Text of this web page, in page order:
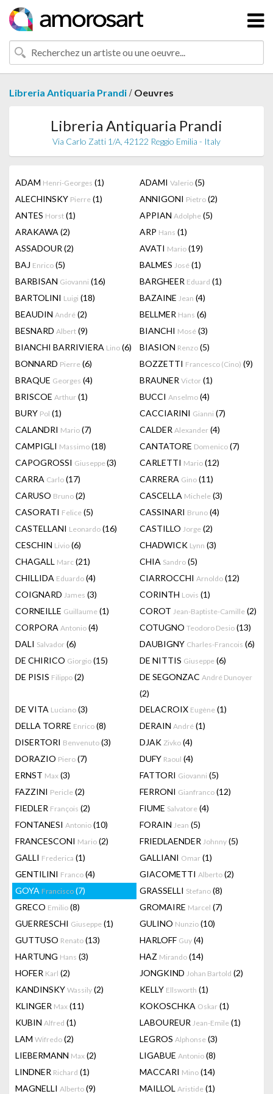
Libreria Antiquaria Prandi / Oeuvres
Libreria Antiquaria Prandi
Via Carlo Zatti 1/A, 42122 Reggio Emilia - Italy
ADAM Henri-Georges (1) ADAMI Valerio (5)
ALECHINSKY Pierre (1) ANNIGONI Pietro (2)
ANTES Horst (1) APPIAN Adolphe (5)
ARAKAWA (2) ARP Hans (1)
ASSADOUR (2) AVATI Mario (19)
BAJ Enrico (5) BALMES José (1)
BARBISAN Giovanni (16) BARGHEER Eduard (1)
BARTOLINI Luigi (18) BAZAINE Jean (4)
BEAUDIN André (2) BELLMER Hans (6)
BESNARD Albert (9) BIANCHI Mosé (3)
BIANCHI BARRIVIERA Lino (6) BIASION Renzo (5)
BONNARD Pierre (6) BOZZETTI Francesco (Cino) (9)
BRAQUE Georges (4) BRAUNER Victor (1)
BRISCOE Arthur (1) BUCCI Anselmo (4)
BURY Pol (1) CACCIARINI Gianni (7)
CALANDRI Mario (7) CALDER Alexander (4)
CAMPIGLI Massimo (18) CANTATORE Domenico (7)
CAPOGROSSI Giuseppe(3) CARLETTI Mario (12)
CARRA Carlo (17) CARRERA Gino (11)
CARUSO Bruno (2) CASCELLA Michele (3)
CASORATI Felice (5) CASSINARI Bruno (4)
CASTELLANI Leonardo (16) CASTILLO Jorge (2)
CESCHIN Livio (6) CHADWICK Lynn (3)
CHAGALL Marc (21) CHIA Sandro (5)
CHILLIDA Eduardo (4) CIARROCCHI Arnoldo (12)
COIGNARD James (3) CORINTH Lovis (1)
CORNEILLE Guillaume (1) COROT Jean-Baptiste-Camille (2)
CORPORA Antonio (4) COTUGNO Teodoro Desio (13)
DALI Salvador (6) DAUBIGNY Charles-Francois (6)
DE CHIRICO Giorgio (15) DE NITTIS Giuseppe (6)
DE PISIS Filippo (2) DE SEGONZAC André Dunoyer
(2)
DE VITA Luciano (3) DELACROIX Eugène (1)
DELLA TORRE Enrico (8) DERAIN André (1)
DISERTORI Benvenuto (3) DJAK Zivko (4)
DORAZIO Piero (7) DUFY Raoul (4)
ERNST Max (3) FATTORI Giovanni (5)
FAZZINI Pericle (2) FERRONI Gianfranco (12)
FIEDLER François (2) FIUME Salvatore (4)
FONTANESI Antonio (10) FORAIN Jean (5)
FRANCESCONI Mario (2) FRIEDLAENDER Johnny (5)
GALLI Frederica (1) GALLIANI Omar (1)
GENTILINI Franco (4) GIACOMETTI Alberto (2)
GOYA Francisco (7) GRASSELLI Stefano (8)
GRECO Emilio (8) GROMAIRE Marcel (7)
GUERRESCHI Giuseppe (1) GULINO Nunzio (10)
GUTTUSO Renato (13) HARLOFF Guy (4)
HARTUNG Hans (3) HAZ Mirando (14)
HOFER Karl (2) JONGKIND Johan Bartold (2)
KANDINSKY Wassily (2) KELLY Ellsworth (1)
KLINGER Max (11) KOKOSCHKA Oskar (1)
KUBIN Alfred (1) LABOUREUR Jean-Emile (1)
LAM Wifredo (2) LEGROS Alphonse (3)
LIEBERMANN Max (2) LIGABUE Antonio (8)
LINDNER Richard (1) MACCARI Mino (14)
MAGNELLI Alberto (9) MAILLOL Aristide (1)